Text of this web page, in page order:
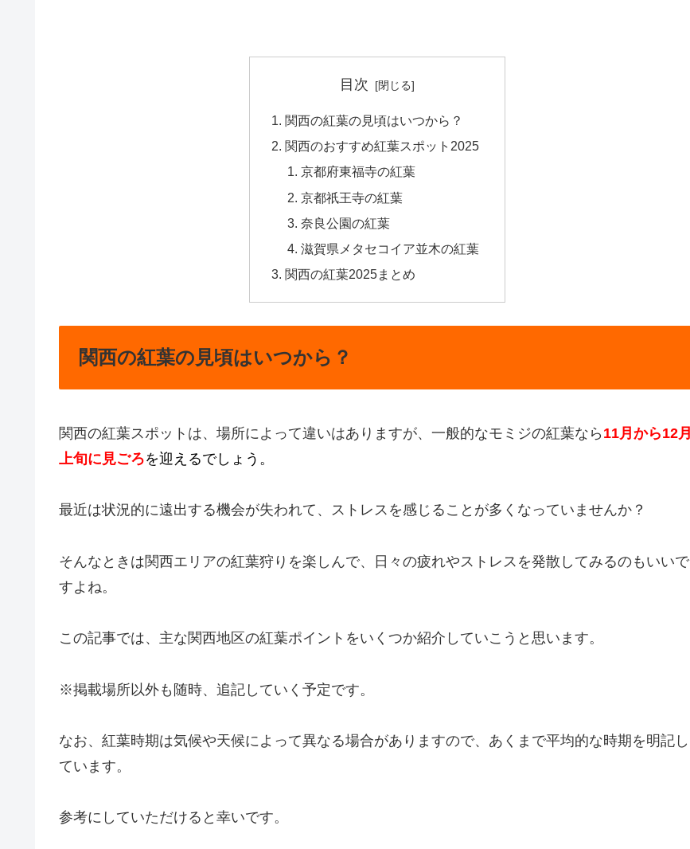
目次
関西の紅葉の見頃はいつから？
関西のおすすめ紅葉スポット2025
京都府東福寺の紅葉
京都祇王寺の紅葉
奈良公園の紅葉
滋賀県メタセコイア並木の紅葉
関西の紅葉2025まとめ
関西の紅葉の見頃はいつから？
関西の紅葉スポットは、場所によって違いはありますが、一般的なモミジの紅葉なら 11月から12月
上旬に見ごろを迎えるでしょう。
最近は状況的に遠出する機会が失われて、ストレスを感じることが多くなっていませんか？
そんなときは関西エリアの紅葉狩りを楽しんで、日々の疲れやストレスを発散してみるのもいいで
すよね。
この記事では、主な関西地区の紅葉ポイントをいくつか紹介していこうと思います。
※掲載場所以外も随時、追記していく予定です。
なお、紅葉時期は気候や天候によって異なる場合がありますので、あくまで平均的な時期を明記し
ています。
参考にしていただけると幸いです。